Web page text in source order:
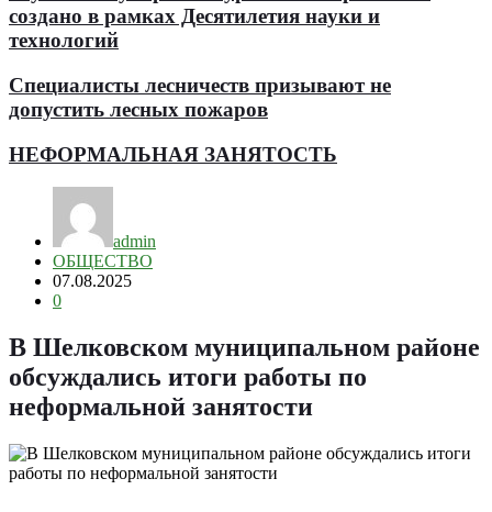
создано в рамках Десятилетия науки и
технологий
Специалисты лесничеств призывают не
допустить лесных пожаров
НЕФОРМАЛЬНАЯ ЗАНЯТОСТЬ
admin
ОБЩЕСТВО
07.08.2025
0
В Шелковском муниципальном районе
обсуждались итоги работы по
неформальной занятости